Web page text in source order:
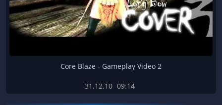
Core Blaze - Gameplay Video 2
31.12.10 09:14